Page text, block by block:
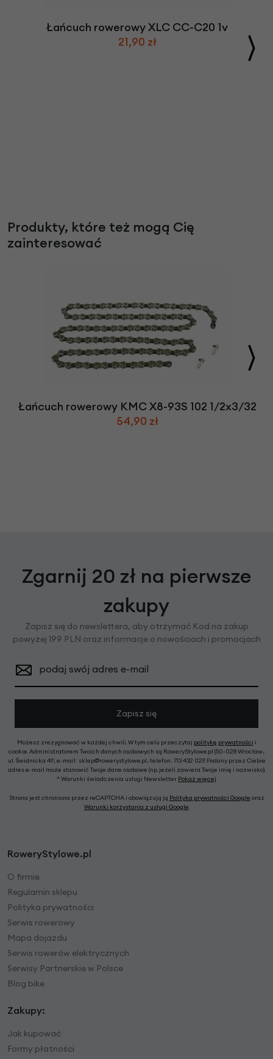
Łańcuch rowerowy XLC CC-C20 1v
21,90 zł
Produkty, które też mogą Cię
zainteresować
Łańcuch rowerowy KMC X8-93S 102 1/2x3/32
54,90 zł
Zgarnij 20 zł na pierwsze
zakupy
Zapisz się do newslettera, aby otrzymać Kod na zakup
powyżej 199 PLN oraz informacje o nowościach i promocjach
podaj swój adres e-mail
Zapisz się
Możesz zrezygnować w każdej chwili. W tym celu przeczytaj politykę prywatności i
cookie. Administratorem Twoich danych osobowych są RoweryStylowe.pl (50-028 Wrocław,
ul. Świdnicka 49; e-mail: sklep@rowerystylowe.pl, telefon: 713 432 029. Podany przez Ciebie
adres e-mail może stanowić Twoje dane osobowe (np. jeżeli zawiera Twoje imię i nazwisko).
* Warunki świadczenia usługi Newsletter Pokaż więcej
Strona jest chroniona przez reCAPTCHA i obowiązują ją Polityka prywatności Google oraz
Warunki korzystania z usługi Google.
RoweryStylowe.pl
O firmie
Regulamin sklepu
Polityka prywatności
Serwis rowerowy
Mapa dojazdu
Serwis rowerów elektrycznych
Serwisy Partnerskie w Polsce
Blog bike
Zakupy:
Jak kupować
Formy płatności